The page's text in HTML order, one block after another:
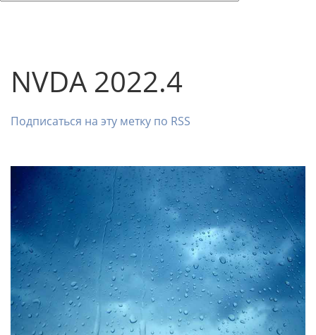
NVDA 2022.4
Подписаться на эту метку по RSS